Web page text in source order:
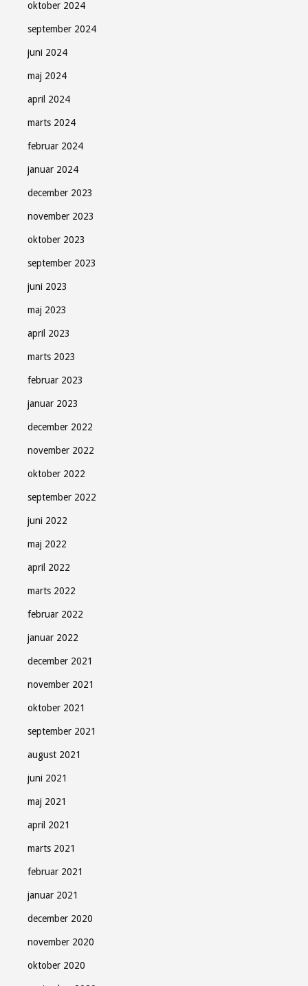
oktober 2024
september 2024
juni 2024
maj 2024
april 2024
marts 2024
februar 2024
januar 2024
december 2023
november 2023
oktober 2023
september 2023
juni 2023
maj 2023
april 2023
marts 2023
februar 2023
januar 2023
december 2022
november 2022
oktober 2022
september 2022
juni 2022
maj 2022
april 2022
marts 2022
februar 2022
januar 2022
december 2021
november 2021
oktober 2021
september 2021
august 2021
juni 2021
maj 2021
april 2021
marts 2021
februar 2021
januar 2021
december 2020
november 2020
oktober 2020
Søndag Aftens nyhedsbrev